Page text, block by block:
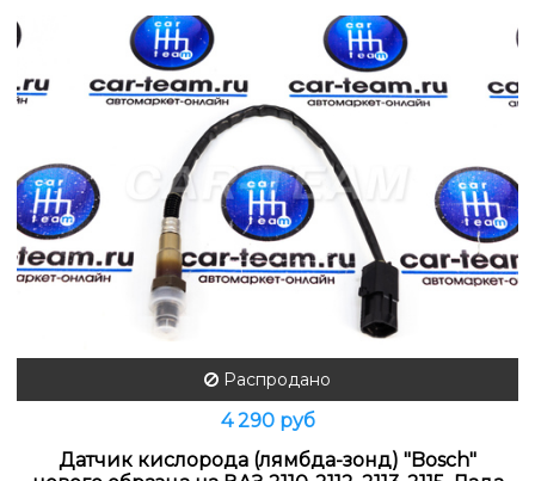
Распродано
4 290 руб
Датчик кислорода (лямбда-зонд) "Bosch"